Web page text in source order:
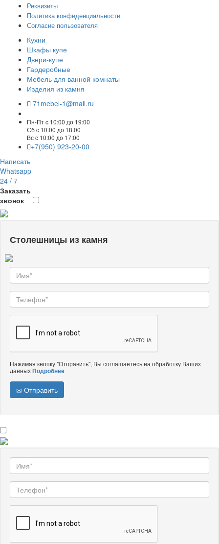
Реквизиты
Политика конфиденциальности
Согласие пользователя
Кухни
Шкафы купе
Двери-купе
Гардеробные
Мебель для ванной комнаты
Изделия из камня
71mebel-1@mail.ru
Пн-Пт c 10:00 до 19:00
Сб c 10:00 до 18:00
Вс c 10:00 до 17:00
+7(950) 923-20-00
Написать
Whatsapp
24 / 7
Заказать
звонок
Столешницы из камня
Нажимая кнопку "Отправить", Вы соглашаетесь на обработку Ваших
данныхПодробнее
Отправить